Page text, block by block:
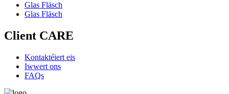
Glas Fläsch
Glas Fläsch
Client CARE
Kontaktéiert eis
Iwwert ons
FAQs